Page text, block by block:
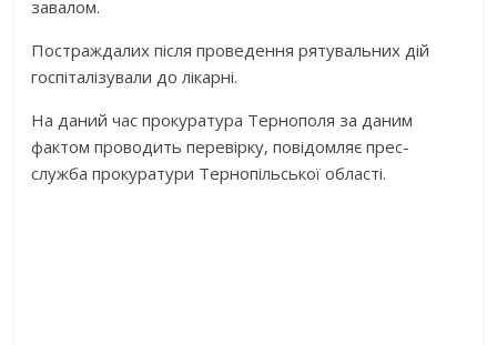
завалом.
Постраждалих після проведення рятувальних дій
госпіталізували до лікарні.
На даний час прокуратура Тернополя за даним
фактом проводить перевірку, повідомляє прес-
служба прокуратури Тернопільської області.